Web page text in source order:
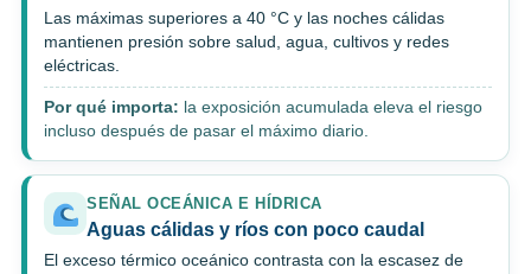
Las máximas superiores a 40 °C y las noches cálidas
mantienen presión sobre salud, agua, cultivos y redes
eléctricas.
Por qué importa: la exposición acumulada eleva el riesgo
incluso después de pasar el máximo diario.
SEÑAL OCEÁNICA E HÍDRICA
Aguas cálidas y ríos con poco caudal
El exceso térmico oceánico contrasta con la escasez de